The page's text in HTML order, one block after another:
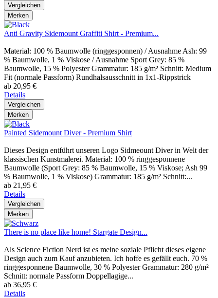
Vergleichen
Merken
Anti Gravity Sidemount Graffiti Shirt - Premium...
Material: 100 % Baumwolle (ringgesponnen) / Ausnahme Ash: 99
% Baumwolle, 1 % Viskose / Ausnahme Sport Grey: 85 %
Baumwolle, 15 % Polyester Grammatur: 185 g/m² Schnitt: Medium
Fit (normale Passform) Rundhalsausschnitt in 1x1-Rippstrick
ab 20,95 €
Details
Vergleichen
Merken
Painted Sidemount Diver - Premium Shirt
Dieses Design entführt unseren Logo Sidmeount Diver in Welt der
klassischen Kunstmalerei. Material: 100 % ringgesponnene
Baumwolle (Sport Grey: 85 % Baumwolle, 15 % Viskose; Ash 99
% Baumwolle, 1 % Viskose) Grammatur: 185 g/m² Schnitt:...
ab 21,95 €
Details
Vergleichen
Merken
There is no place like home! Stargate Design...
Als Science Fiction Nerd ist es meine soziale Pflicht dieses eigene
Design auch zum Kauf anzubieten. Ich hoffe es gefällt euch. 70 %
ringgesponnene Baumwolle, 30 % Polyester Grammatur: 280 g/m²
Schnitt: normale Passform Doppellagige...
ab 36,95 €
Details